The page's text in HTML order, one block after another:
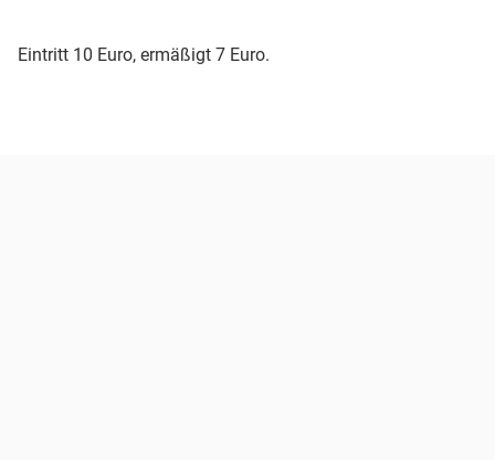
Eintritt 10 Euro, ermäßigt 7 Euro.